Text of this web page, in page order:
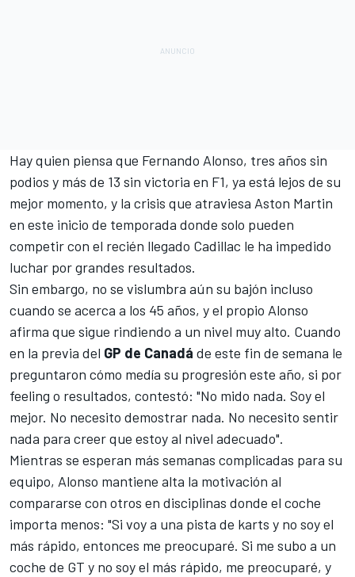
Hay quien piensa que Fernando Alonso, tres años sin
podios y más de 13 sin victoria en F1, ya está lejos de su
mejor momento, y la crisis que atraviesa Aston Martin
en este inicio de temporada donde solo pueden
competir con el recién llegado Cadillac le ha impedido
luchar por grandes resultados.
Sin embargo, no se vislumbra aún su bajón incluso
cuando se acerca a los 45 años, y el propio Alonso
afirma que sigue rindiendo a un nivel muy alto. Cuando
en la previa del GP de Canadá de este fin de semana le
preguntaron cómo medía su progresión este año, si por
feeling o resultados, contestó: "No mido nada. Soy el
mejor. No necesito demostrar nada. No necesito sentir
nada para creer que estoy al nivel adecuado".
Mientras se esperan más semanas complicadas para su
equipo, Alonso mantiene alta la motivación al
compararse con otros en disciplinas donde el coche
importa menos: "Si voy a una pista de karts y no soy el
más rápido, entonces me preocuparé. Si me subo a un
coche de GT y no soy el más rápido, me preocuparé, y